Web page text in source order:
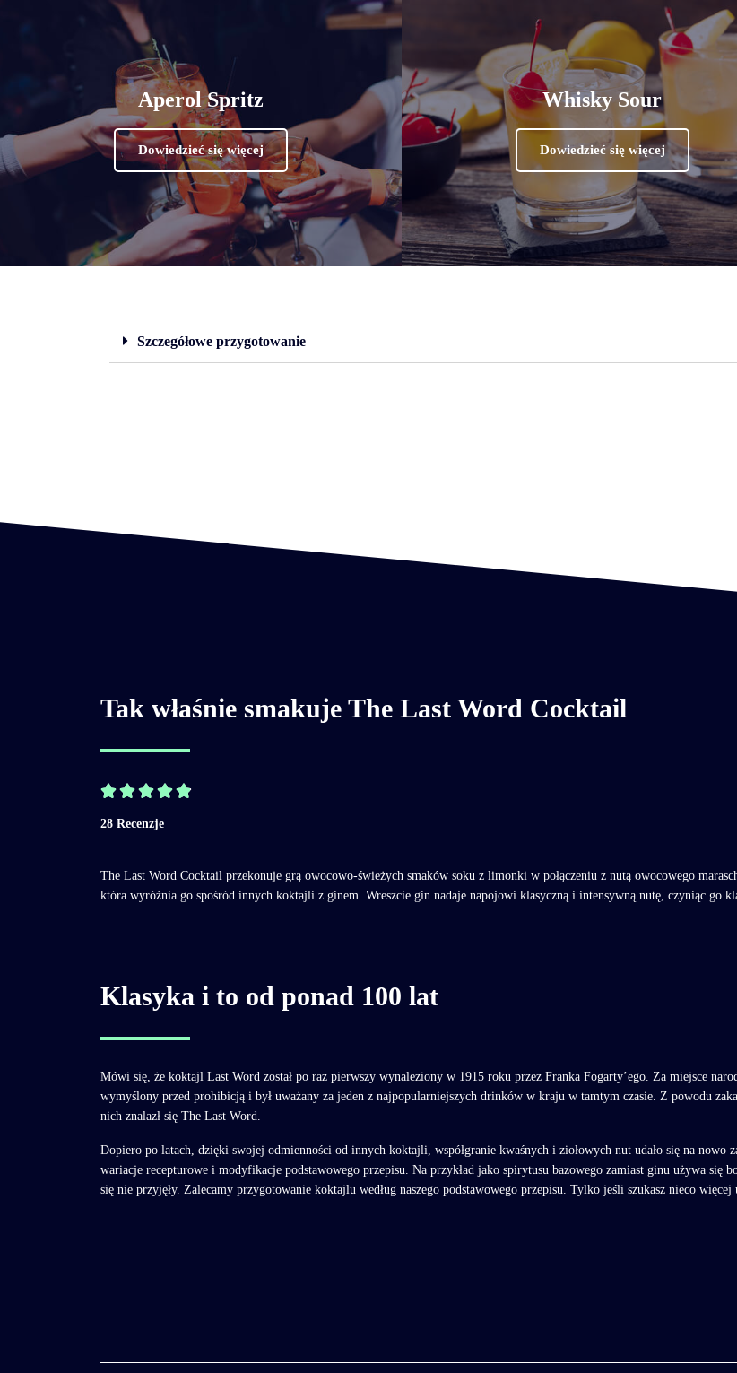
Aperol Spritz
Dowiedzieć się więcej
Whisky Sour
Dowiedzieć się więcej
Szczegółowe przygotowanie
Tak właśnie smakuje The Last Word Cocktail

28 Recenzje
The Last Word Cocktail przekonuje grą owocowo-świeżych smaków soku z limonki w połączeniu z nutą owocowego
która wyróżnia go spośród innych koktajli z ginem. Wreszcie gin nadaje napojowi klasyczną i intensywną nutę, czyniąc go
Klasyka i to od ponad 100 lat
Mówi się, że koktajl Last Word został po raz pierwszy wynaleziony w 1915 roku przez Franka Fogarty’ego. Za miejsce
wymyślony przed prohibicją i był uważany za jeden z najpopularniejszych drinków w kraju w tamtym czasie. Z powodu
nich znalazł się The Last Word.
Dopiero po latach, dzięki swojej odmienności od innych koktajli, współgranie kwaśnych i ziołowych nut udało się na
wariacje recepturowe i modyfikacje podstawowego przepisu. Na przykład jako spirytusu bazowego zamiast ginu używa
się nie przyjęły. Zalecamy przygotowanie koktajlu według naszego podstawowego przepisu. Tylko jeśli szukasz nieco